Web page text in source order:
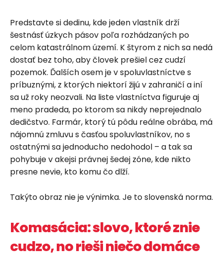
Predstavte si dedinu, kde jeden vlastník drží
šestnásť úzkych pásov poľa rozhádzaných po
celom katastrálnom území. K štyrom z nich sa nedá
dostať bez toho, aby človek prešiel cez cudzí
pozemok. Ďalších osem je v spoluvlastníctve s
príbuznými, z ktorých niektorí žijú v zahraničí a iní
sa už roky neozvali. Na liste vlastníctva figuruje aj
meno pradeda, po ktorom sa nikdy neprejednalo
dedičstvo. Farmár, ktorý tú pôdu reálne obrába, má
nájomnú zmluvu s časťou spoluvlastníkov, no s
ostatnými sa jednoducho nedohodol – a tak sa
pohybuje v akejsi právnej šedej zóne, kde nikto
presne nevie, kto komu čo dlží.
Takýto obraz nie je výnimka. Je to slovenská norma.
Komasácia: slovo, ktoré znie
cudzo, no rieši niečo domáce